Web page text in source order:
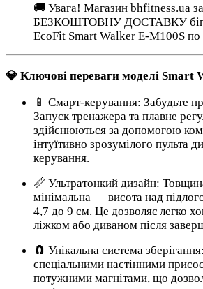
🚚 Увага! Магазин bhfitness.ua
БЕЗКОШТОВНУ ДОСТАВКУ
EcoFit Smart Walker E-M100S по
💎 Ключові переваги моделі Smart
📱 Смарт-керування: Забудьте
Запуск тренажера та плавне
здійснюються за допомогою
інтуїтивно зрозумілого пульта
керування.
📏 Ультратонкий дизайн:
мінімальна — висота над
4,7 до 9 см. Це дозволяє легко
ліжком або диваном після
🧲 Унікальна система
спеціальними настінними
потужними магнітами, що